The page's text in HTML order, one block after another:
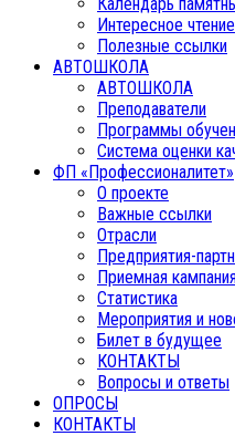
Интересное чтение
Полезные ссылки
АВТОШКОЛА
АВТОШКОЛА
Преподаватели
Программы
Система оценки
ФП «Профессионалитет»
О проекте
Важные ссылки
Отрасли
Предприятия-
Приемная
Статистика
Мероприятия и
Билет в будущее
КОНТАКТЫ
Вопросы и ответы
ОПРОСЫ
КОНТАКТЫ